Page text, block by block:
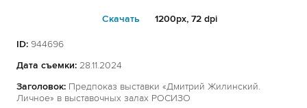
Cкачать 1200px, 72 dpi
ID: 944696
Дата съемки: 28.11.2024
Заголовок: Предпоказ выставки «Дмитрий Жилинский.
Личное» в выставочных залах РОСИЗО